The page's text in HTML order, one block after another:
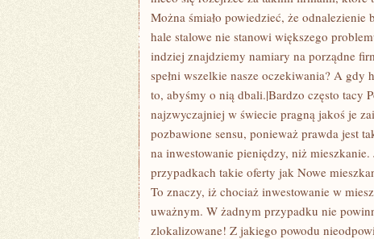
Można śmiało powiedzieć, że
hale stalowe nie stanowi większego
indziej znajdziemy namiary na porządne
spełni wszelkie nasze oczekiwania? A gdy
to, abyśmy o nią dbali.|Bardzo często tacy
najzwyczajniej w świecie pragną jakoś je
pozbawione sensu, ponieważ prawda jest
na inwestowanie pieniędzy, niż
przypadkach takie oferty jak Nowe
To znaczy, iż chociaż inwestowanie w
uważnym. W żadnym przypadku nie
zlokalizowane! Z jakiego powodu